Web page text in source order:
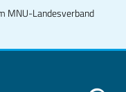
MNU-Landesverband